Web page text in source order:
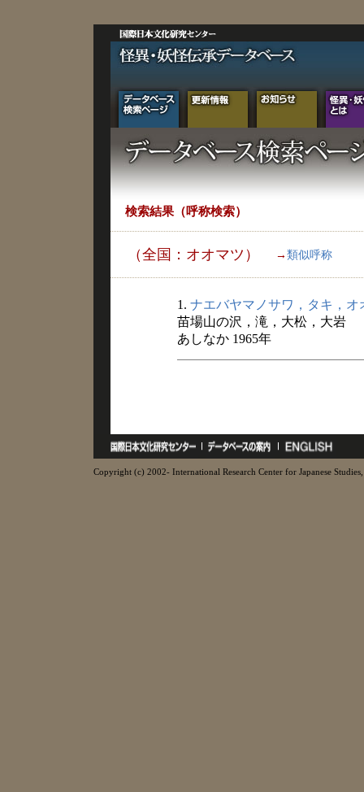
検索結果（呼称検索）
（全国：オオマツ） → 類似呼称
1. ナエバヤマノサワ，タキ，オ
苗場山の沢，滝，大松，大岩
あしなか 1965年
Copyright (c) 2002- International Research Center for Japanese